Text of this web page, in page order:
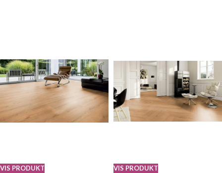
VIS PRODUKT VIS PRODUKT